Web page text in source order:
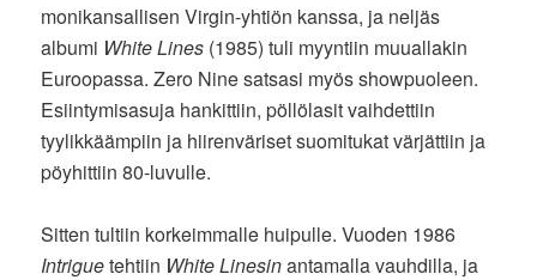
monikansallisen Virgin-yhtiön kanssa, ja neljäs
albumi White Lines (1985) tuli myyntiin muuallakin
Euroopassa. Zero Nine satsasi myös showpuoleen.
Esiintymisasuja hankittiin, pöllölasit vaihdettiin
tyylikkäämpiin ja hiirenväriset suomitukat värjättiin ja
pöyhittiin 80-luvulle.
Sitten tultiin korkeimmalle huipulle. Vuoden 1986
Intriguetehtiin White Linesinantamalla vauhdilla, ja